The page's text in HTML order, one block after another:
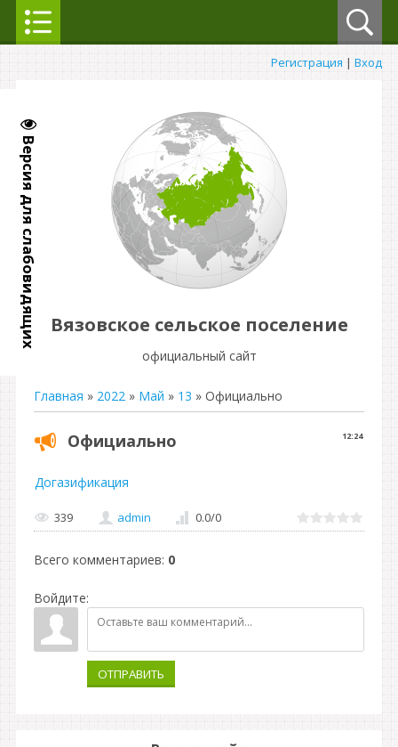
Версия для слабовидящих
Регистрация | Вход
Вязовское сельское поселение
официальный сайт
Главная » 2022 » Май » 13 » Официально
12:24
Официально
Догазификация
339 admin 0.0/0
Всего комментариев: 0
Войдите:
ОТПРАВИТЬ